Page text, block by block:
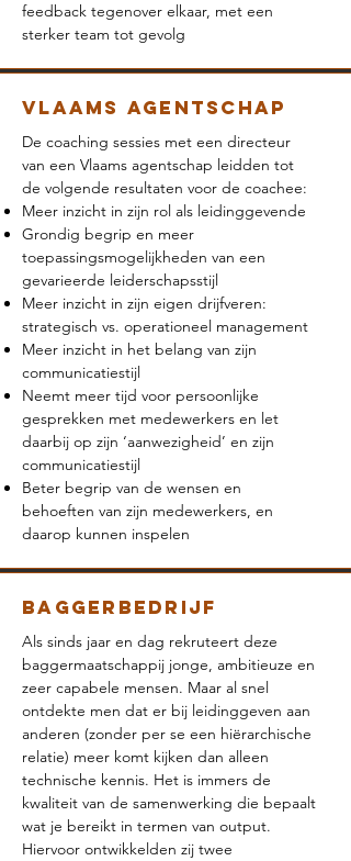
feedback tegenover elkaar, met een
sterker team tot gevolg
Vlaams agentschap
De coaching sessies met een directeur
van een Vlaams agentschap leidden tot
de volgende resultaten voor de coachee:
Meer inzicht in zijn rol als leidinggevende
Grondig begrip en meer
toepassingsmogelijkheden van een
gevarieerde leiderschapsstijl
Meer inzicht in zijn eigen drijfveren:
strategisch vs. operationeel management
Meer inzicht in het belang van zijn
communicatiestijl
Neemt meer tijd voor persoonlijke
gesprekken met medewerkers en let
daarbij op zijn ‘aanwezigheid’ en zijn
communicatiestijl
Beter begrip van de wensen en
behoeften van zijn medewerkers, en
daarop kunnen inspelen
baggerbedrijf
Als sinds jaar en dag rekruteert deze
baggermaatschappij jonge, ambitieuze en
zeer capabele mensen. Maar al snel
ontdekte men dat er bij leidinggeven aan
anderen (zonder per se een hiërarchische
relatie) meer komt kijken dan alleen
technische kennis. Het is immers de
kwaliteit van de samenwerking die bepaalt
wat je bereikt in termen van output.
Hiervoor ontwikkelden zij twee